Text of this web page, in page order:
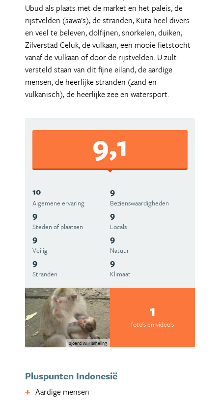
Ubud als plaats met de market en het paleis, de
rijstvelden (sawa's), de stranden, Kuta heel divers
en veel te beleven, dolfijnen, snorkelen, duiken,
Zilverstad Celuk, de vulkaan, een mooie fietstocht
vanaf de vulkaan of door de rijstvelden. U zult
versteld staan van dit fijne eiland, de aardige
mensen, de heerlijke stranden (zand en
vulkanisch), de heerlijke zee en watersport.
9,1
10
Algemene ervaring
9
Beziens­waardigheden
9
Steden of plaatsen
9
Locals
9
Veilig
9
Natuur
9
Stranden
9
Klimaat
Sjoerd W. Flameling
1
foto's en video's
Pluspunten Indonesië
Aardige mensen